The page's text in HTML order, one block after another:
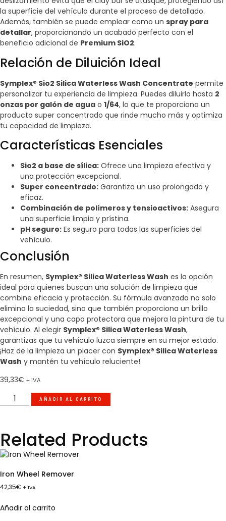
la superficie del vehículo durante el proceso de detallado.
Además, también se puede emplear como un spray para
detallar, proporcionando un acabado perfecto con el
beneficio adicional de Premium SiO2.
Relación de Diluición Ideal
Symplex® Sio2 Silica Waterless Wash Concentrate permite
personalizar tu experiencia de limpieza. Puedes diluirlo hasta 2
onzas por galón de agua o 1/64, lo que te proporciona un
producto super concentrado que rinde mucho más y optimiza
tu capacidad de limpieza.
Características Esenciales
Sio2 a base de sílica: Ofrece una limpieza efectiva y
una protección excepcional.
Super concentrado: Garantiza un uso prolongado y
eficaz.
Combinación de polímeros y tensioactivos: Asegura
una superficie limpia y prístina.
pH seguro: Es seguro para todas las superficies del
vehículo.
Conclusión
En resumen, Symplex® Silica Waterless Wash es la opción
ideal para quienes buscan una solución de limpieza que
combine eficacia y protección. Su fórmula avanzada no solo
elimina la suciedad, sino que también proporciona un brillo
excepcional y una capa protectora que mejora la pintura de tu
vehículo. Al elegir Symplex® Silica Waterless Wash,
garantizas que tu vehículo luzca siempre en su mejor estado.
¡Haz de la limpieza un placer con Symplex® Silica Waterless
Wash y mantén tu vehículo reluciente!
39,33€ + IVA
AÑADIR AL CARRITO
Related Products
Iron Wheel Remover
42,35€ + IVA
Añadir al carrito